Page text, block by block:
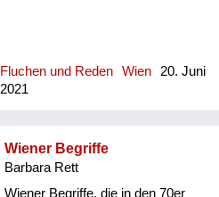
Fluchen und Reden Wien
20. Juni
2021
Wiener Begriffe
Barbara Rett
Wiener Begriffe, die in den 70er